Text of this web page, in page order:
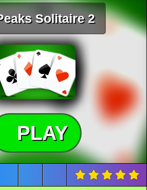
Solitaire 2
PLAY